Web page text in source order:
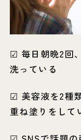
☑ 毎日朝晩2回
洗っている
☑ 美容液を2種
重ね塗りをして